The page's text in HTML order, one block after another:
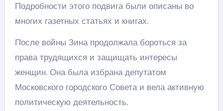
Подробности этого подвига были описаны во
многих газетных статьях и книгах.
После войны Зина продолжала бороться за
права трудящихся и защищать интересы
женщин. Она была избрана депутатом
Московского городского Совета и вела активную
политическую деятельность.